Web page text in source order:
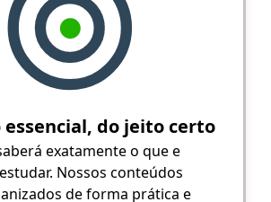
essencial, do jeito certo
exatamente o que e
Nossos conteúdos
de forma prática e